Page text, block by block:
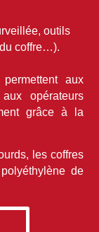
outils
coffre…).
aux
opérateurs
grâce à la
les coffres
de